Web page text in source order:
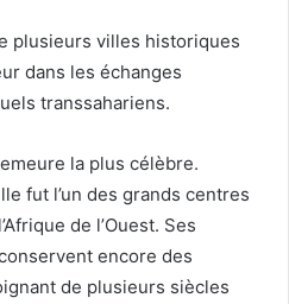
plusieurs villes historiques
dans les échanges
transsahariens.
la plus célèbre.
fut l’un des grands centres
de l’Ouest. Ses
encore des
de plusieurs siècles